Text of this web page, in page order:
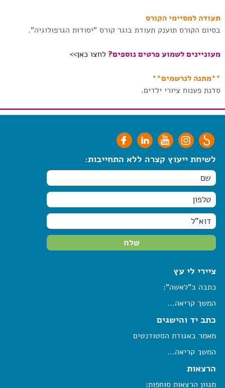
תעודה למסיימי הקורס
בסיום הקורס תוענק תעודת בוגר קורס "יסודות הגרפולוגיה".
מעוניינים לשמוע פרטים נוספים? לחצו כאן>>
**מתנה לנרשמים**
סדנת פענוח ציורי ילדים.
לשיחת ייעוץ קצרה ללא התחייבות:
ציירי לי עץ
כתבה ב"לאשה":
המשך קריאה...
כתב יד והישגים
מאמר באגודת הסטודנטים
המשך קריאה...
הרצאות
מגוון הרצאות סוחפות: